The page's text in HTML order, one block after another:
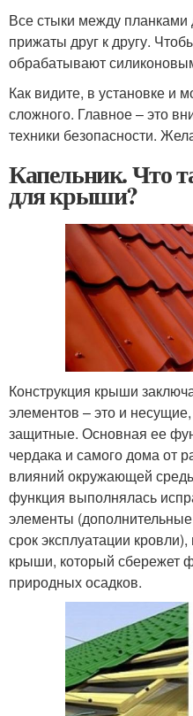
Все стыки между
прижаты друг к другу.
обрабатывают
Как видите, в установке и
сложного. Главное – это
техники безопасности.
Капельник. Что
для крыши?
Конструкция крыши
элементов – это и
защитные. Основная ее
чердака и самого дома от
влияний окружающей
функция выполнялась
элементы
срок эксплуатации
крыши, который сбережет
природных осадков.